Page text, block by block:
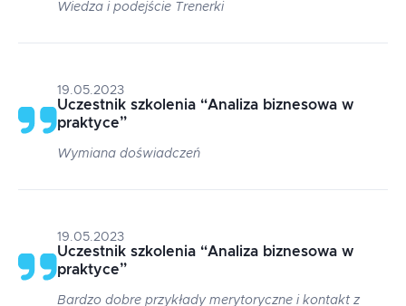
Wiedza i podejście Trenerki
19.05.2023
Uczestnik szkolenia “Analiza biznesowa w
praktyce”
Wymiana doświadczeń
19.05.2023
Uczestnik szkolenia “Analiza biznesowa w
praktyce”
Bardzo dobre przykłady merytoryczne i kontakt z